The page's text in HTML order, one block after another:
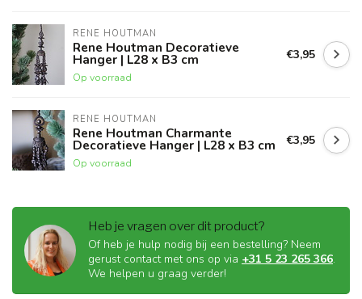
RENE HOUTMAN
Rene Houtman Decoratieve
Hanger | L28 x B3 cm
Op voorraad
€3,95
RENE HOUTMAN
Rene Houtman Charmante
Decoratieve Hanger | L28 x B3 cm
Op voorraad
€3,95
Heb je vragen over dit product?
Of heb je hulp nodig bij een bestelling? Neem
gerust contact met ons op via +31 5 23 265 366.
We helpen u graag verder!